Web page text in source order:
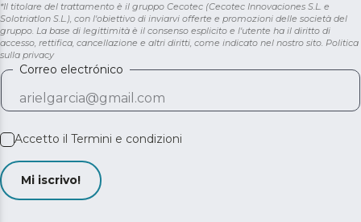
*Il titolare del trattamento è il gruppo Cecotec (Cecotec Innovaciones S.L. e
Solotriatlon S.L.), con l'obiettivo di inviarvi offerte e promozioni delle società del
gruppo. La base di legittimità è il consenso esplicito e l'utente ha il diritto di
accesso, rettifica, cancellazione e altri diritti, come indicato nel nostro sito. Politica
sulla privacy
Correo electrónico
Accetto il Termini e condizioni
Mi iscrivo!